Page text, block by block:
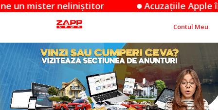
neliniștitor Acuzațiile Apple
Contul Meu